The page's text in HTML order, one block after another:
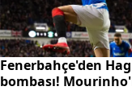
Fenerbahçe'den
bombası!